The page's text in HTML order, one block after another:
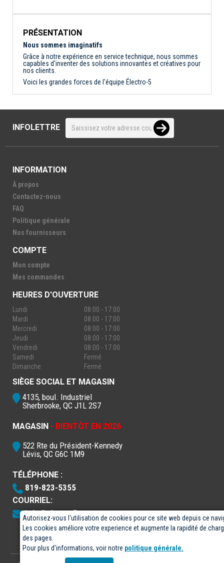
Autorisez-vous l'utilisation de cookies pour ce site web depuis ce
Les cookies améliore votre experience et augmente la rapidité de
des pages.
Pour plus d'informations, voir notre politique générale.
PRÉSENTATION
Nous sommes imaginatifs
Grâce à notre expérience en service technique, nous sommes
capables d'inventer des solutions innovantes et créatives pour
nos clients.
Voici les grandes forces de l'équipe Électro-5
INFOLETTRE
INFORMATION
À propos
Contactez-nous
FAQ
Politique générale
Nos fournisseurs
COMPTE
Mon compte
Mes commandes
HEURES D'OUVERTURE
Lundi
08:00 - 17:00
Mardi
08:00 - 17:00
Mercredi
08:00 - 17:00
Jeudi
08:00 - 17:00
Vendredi
08:00 - 17:00
Samedi
Fermé
Dimanche
Fermé
SIÈGE SOCIAL ET MAGASIN
4135, boul. Industriel
Sherbrooke, QC J1L 2S7
MAGASIN - BIENTÔT EN 2026
522 Rte du Président-Kennedy
Lévis, QC G6C 1M9
TÉLÉPHONE :
819-823-5355
COURRIEL:
info@electro5.com